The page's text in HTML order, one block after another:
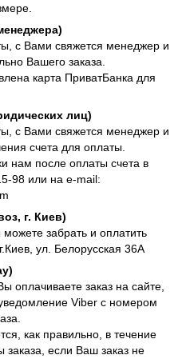
с Вами свяжется менеджер и
Вашего заказа.
карта ПриватБанка для
лиц)
с Вами свяжется менеджер и
счета для оплаты.
нам после оплаты счета в
98 или на e-mail:
г. Киев)
забрать и оплатить
ул. Белорусская 36А
оплачиваете заказ на сайте,
Viber с номером
как правильно, в течение
заказа, если Ваш заказ не